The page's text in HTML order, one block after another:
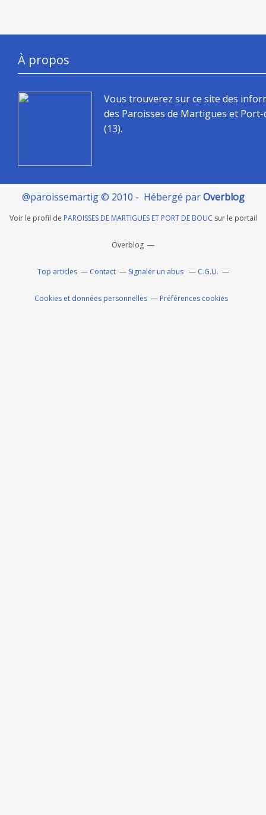
À propos
Vous trouverez sur ce site des
des Paroisses de Martigues et
(13).
@paroissemartig © 2010 - Hébergé parOverblog
Voir le profil de PAROISSES DE MARTIGUES ET PORT DE BOUC sur le portail
Overblog
Top articles Contact Signaler un abus C.G.U.
Cookies et données personnelles Préférences cookies